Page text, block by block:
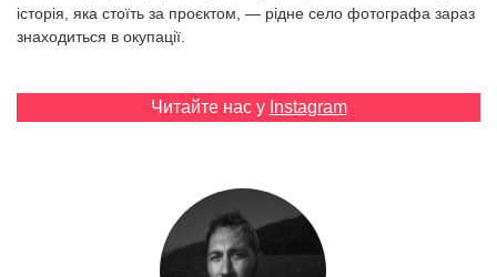
EN
RU
історія, яка стоїть за проєктом, — рідне село фотографа зараз
знаходиться в окупації.
Читайте нас у Instagram